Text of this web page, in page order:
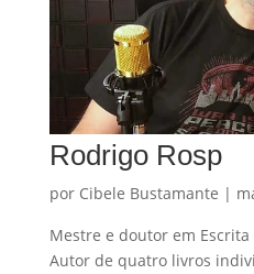
Rodrigo Rosp
por Cibele Bustamante |
Mestre e doutor em Escrita
Autor de quatro livros